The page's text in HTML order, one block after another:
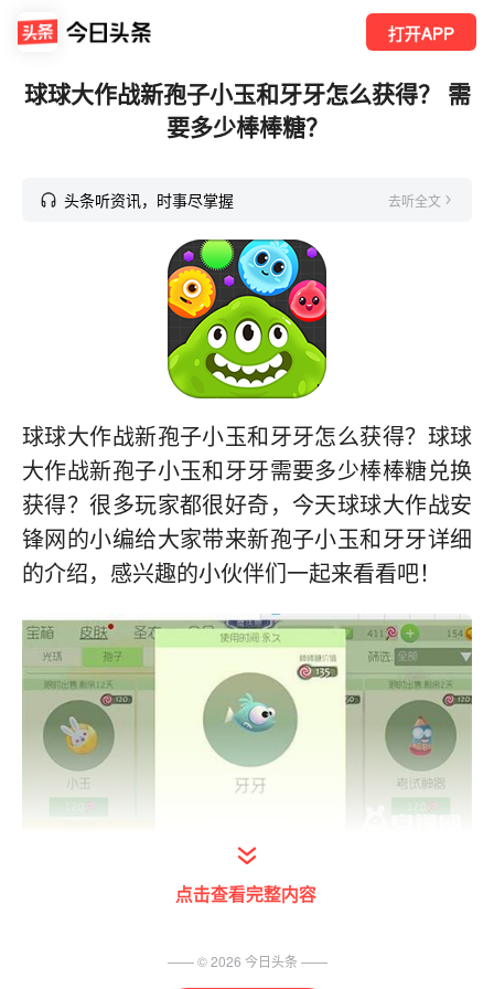
打开APP
球球大作战新孢子小玉和牙牙怎么获得？ 需
要多少棒棒糖？
头条听资讯，时事尽掌握 去听全文
球球大作战新孢子小玉和牙牙怎么获得？球球
大作战新孢子小玉和牙牙需要多少棒棒糖兑换
获得？很多玩家都很好奇，今天球球大作战安
锋网的小编给大家带来新孢子小玉和牙牙详细
的介绍，感兴趣的小伙伴们一起来看看吧！
球球大作战小玉新孢子：
点击查看完整内容
—— ©2026 今日头条 ——